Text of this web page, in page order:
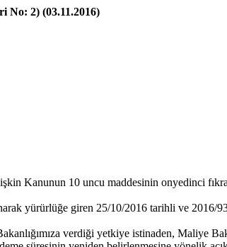
No: 2) (03.11.2016)
Kanunun 10 uncu maddesinin onyedinci
yürürlüğe giren 25/10/2016 tarihli ve
verdiği yetkiye istinaden, Maliye